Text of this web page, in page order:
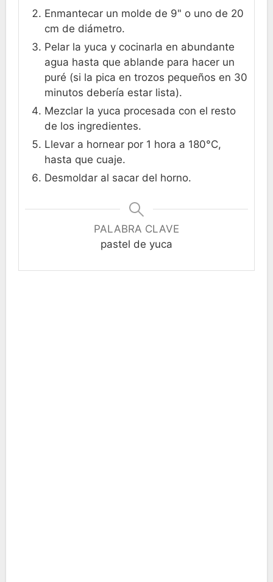
Enmantecar un molde de 9" o uno de 20
cm de diámetro.
Pelar la yuca y cocinarla en abundante
agua hasta que ablande para hacer un
puré (si la pica en trozos pequeños en 30
minutos debería estar lista).
Mezclar la yuca procesada con el resto
de los ingredientes.
Llevar a hornear por 1 hora a 180°C,
hasta que cuaje.
Desmoldar al sacar del horno.
PALABRA CLAVE
pastel de yuca